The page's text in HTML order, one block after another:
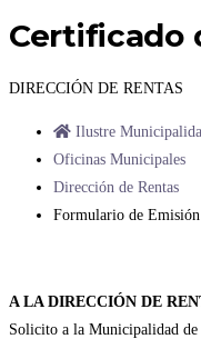
Certificado
DIRECCIÓN DE RENTAS
Ilustre
Oficinas Municipales
Dirección de Rentas
Formulario de
A LA DIRECCIÓN DE
Solicito a la Municipalidad de